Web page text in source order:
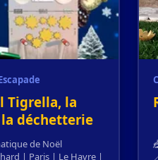
Tigrella, la
déchetterie
de Noël
| Paris | Le Havre | Reims |